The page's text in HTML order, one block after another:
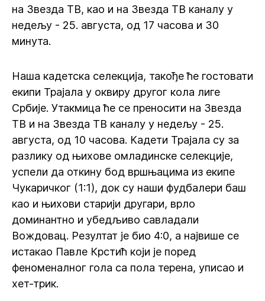
на Звезда ТВ, као и на Звезда ТВ каналу у
недељу - 25. августа, од 17 часова и 30
минута.
Наша кадетска селекција, такође ће гостовати
екипи Трајала у оквиру другог кола лиге
Србије. Утакмица ће се преносити на Звезда
ТВ и на Звезда ТВ каналу у недељу - 25.
августа, од 10 часова. Кадети Трајала су за
разлику од њихове омладинске селекције,
успели да откину бод вршњацима из екипе
Чукаричког (1:1), док су наши фудбалери баш
као и њихови старији другари, врло
доминантно и убедљиво савладали
Вождовац. Резултат је био 4:0, а највише се
истакао Павле Крстић који је поред
феноменалног гола са пола терена, уписао и
хет-трик.